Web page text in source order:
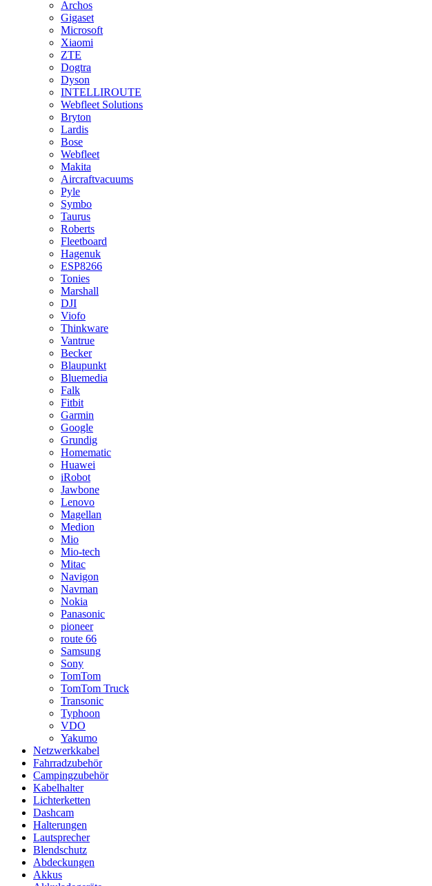
Archos
Gigaset
Microsoft
Xiaomi
ZTE
Dogtra
Dyson
INTELLIROUTE
Webfleet Solutions
Bryton
Lardis
Bose
Webfleet
Makita
Aircraftvacuums
Pyle
Symbo
Taurus
Roberts
Fleetboard
Hagenuk
ESP8266
Tonies
Marshall
DJI
Viofo
Thinkware
Vantrue
Becker
Blaupunkt
Bluemedia
Falk
Fitbit
Garmin
Google
Grundig
Homematic
Huawei
iRobot
Jawbone
Lenovo
Magellan
Medion
Mio
Mio-tech
Mitac
Navigon
Navman
Nokia
Panasonic
pioneer
route 66
Samsung
Sony
TomTom
TomTom Truck
Transonic
Typhoon
VDO
Yakumo
Netzwerkkabel
Fahrradzubehör
Campingzubehör
Kabelhalter
Lichterketten
Dashcam
Halterungen
Lautsprecher
Blendschutz
Abdeckungen
Akkus